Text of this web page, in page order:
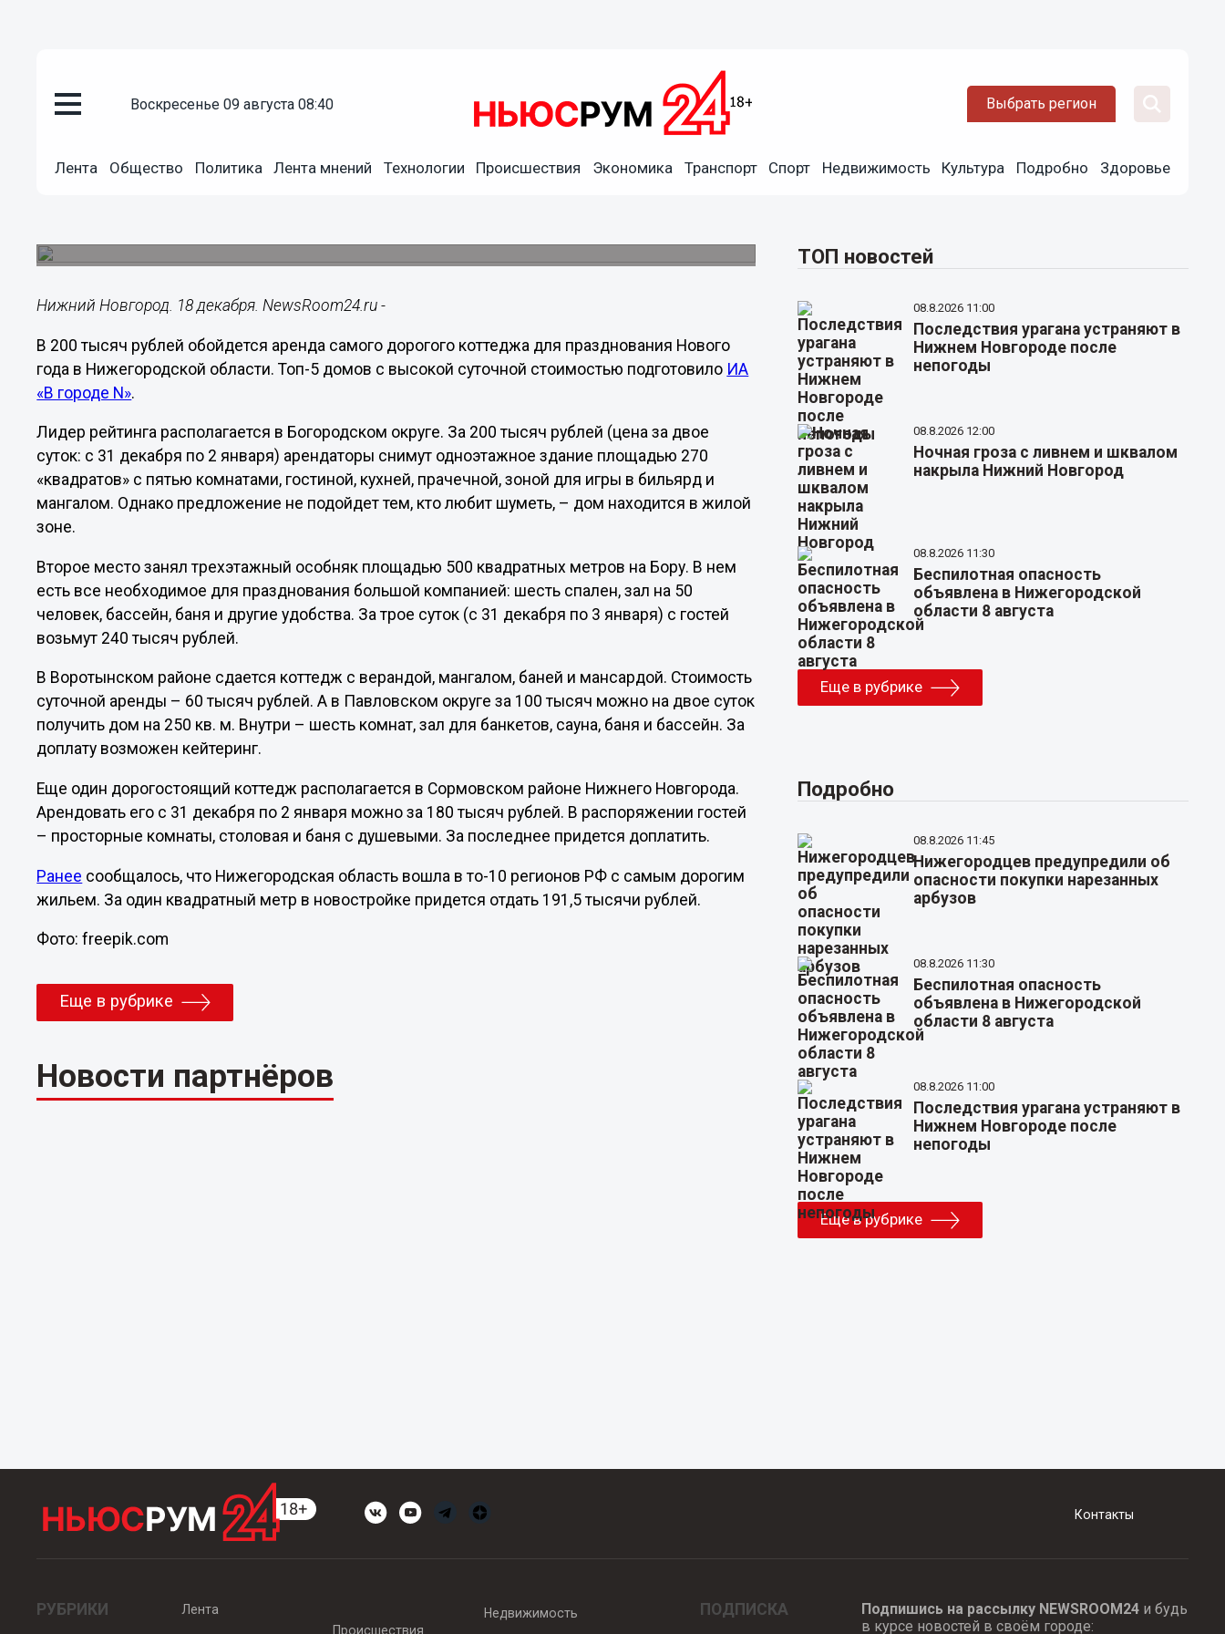
воскресенье 09 августа 08:40 Выбрать регион
Лента Общество Политика Лента мнений Технологии Происшествия Экономика Транспорт Спорт Недвижимость Культура Подробно Здоровье
Коттедж за 200 тысяч рублей предлагают арендовать
Нижний Новгород. 18 декабря. NewsRoom24.ru -
В 200 тысяч рублей обойдется аренда самого дорогого коттеджа для празднования Нового
года в Нижегородской области. Топ-5 домов с высокой суточной стоимостью подготовило ИА
«В городе N».
Лидер рейтинга располагается в Богородском округе. За 200 тысяч рублей (цена за двое
суток: с 31 декабря по 2 января) арендаторы снимут одноэтажное здание площадью 270
«квадратов» с пятью комнатами, гостиной, кухней, прачечной, зоной для игры в бильярд и
мангалом. Однако предложение не подойдет тем, кто любит шуметь, – дом находится в жилой
зоне.
Второе место занял трехэтажный особняк площадью 500 квадратных метров на Бору. В нем
есть все необходимое для празднования большой компанией: шесть спален, зал на 50
человек, бассейн, баня и другие удобства. За трое суток (с 31 декабря по 3 января) с гостей
возьмут 240 тысяч рублей.
В Воротынском районе сдается коттедж с верандой, мангалом, баней и мансардой. Стоимость
суточной аренды – 60 тысяч рублей. А в Павловском округе за 100 тысяч можно на двое суток
получить дом на 250 кв. м. Внутри – шесть комнат, зал для банкетов, сауна, баня и бассейн. За
доплату возможен кейтеринг.
Еще один дорогостоящий коттедж располагается в Сормовском районе Нижнего Новгорода.
Арендовать его с 31 декабря по 2 января можно за 180 тысяч рублей. В распоряжении гостей
– просторные комнаты, столовая и баня с душевыми. За последнее придется доплатить.
Ранее сообщалось, что Нижегородская область вошла в то-10 регионов РФ с самым дорогим
жильем. За один квадратный метр в новостройке придется отдать 191,5 тысячи рублей.
Фото: freepik.com
Еще в рубрике
Новости партнёров
ТОП новостей
08.8.2026 11:00
Последствия урагана устраняют в
Нижнем Новгороде после
непогоды
08.8.2026 12:00
Ночная гроза с ливнем и шквалом
накрыла Нижний Новгород
08.8.2026 11:30
Беспилотная опасность
объявлена в Нижегородской
области 8 августа
Еще в рубрике
Подробно
08.8.2026 11:45
Нижегородцев предупредили об
опасности покупки нарезанных
арбузов
08.8.2026 11:30
Беспилотная опасность
объявлена в Нижегородской
области 8 августа
08.8.2026 11:00
Последствия урагана устраняют в
Нижнем Новгороде после
непогоды
Еще в рубрике
Контакты
РУБРИКИ
Лента
Происшествия
Недвижимость ПОДПИСКА Подпишись на рассылку NEWSROOM24и будь
в курсе новостей в своём городе: